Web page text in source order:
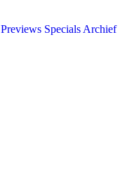
Previews Specials Archief